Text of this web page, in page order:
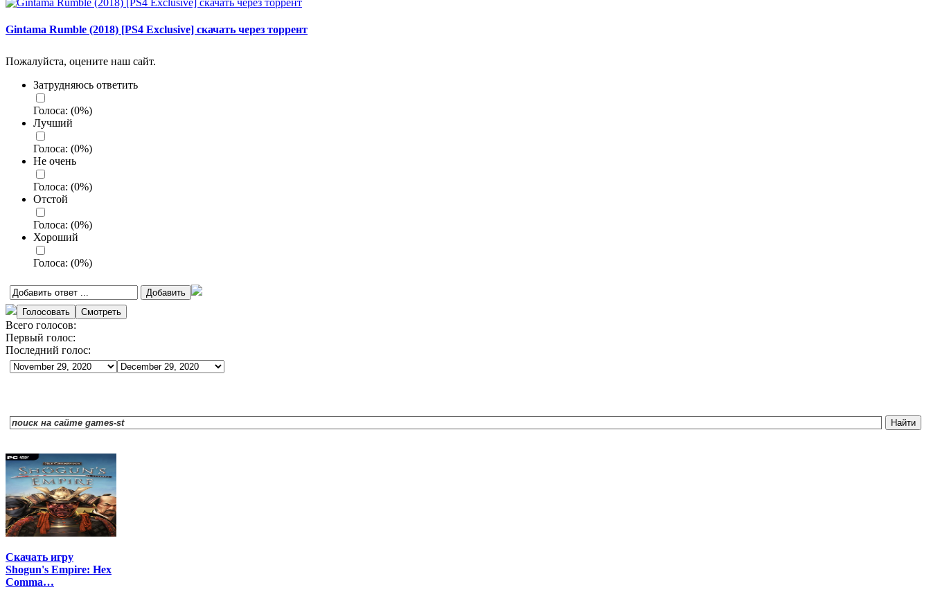
Gintama Rumble (2018) [PS4 Exclusive] скачать через торрент
Пожалуйста, оцените наш сайт.
Затрудняюсь ответить
Голоса: (0%)
Лучший
Голоса: (0%)
Не очень
Голоса: (0%)
Отстой
Голоса: (0%)
Хороший
Голоса: (0%)
Всего голосов:
Первый голос:
Последний голос:
Скачать игру
Shogun's Empire: Hex
Comma…